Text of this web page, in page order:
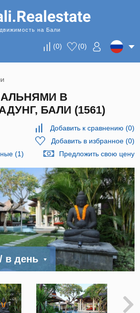
на Бали
(0) (0)
В
БАЛИ (1561)
Добавить к сравнению (0)
Добавить в избранное(0)
(1)
Предложить свою цену
/ в день